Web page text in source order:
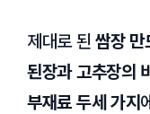
제대로 된쌈장 만
된장과 고추장의
부재료 두세 가지